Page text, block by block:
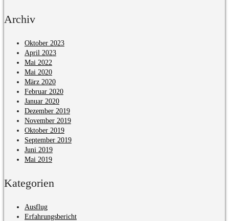
Archiv
Oktober 2023
April 2023
Mai 2022
Mai 2020
März 2020
Februar 2020
Januar 2020
Dezember 2019
November 2019
Oktober 2019
September 2019
Juni 2019
Mai 2019
Kategorien
Ausflug
Erfahrungsbericht